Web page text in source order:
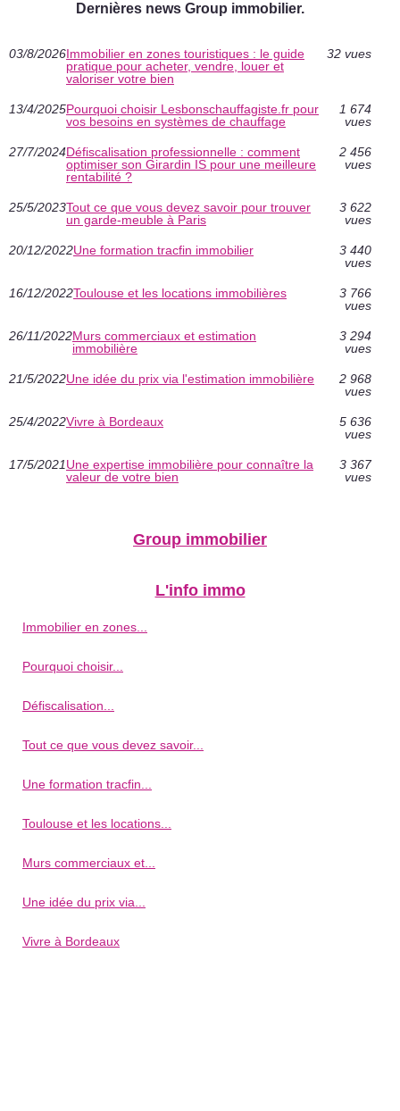
Dernières news Group immobilier.
03/8/2026Immobilier en zones touristiques : le guide
pratique pour acheter, vendre, louer et
valoriser votre bien
32 vues
13/4/2025Pourquoi choisir Lesbonschauffagiste.fr pour
vos besoins en systèmes de chauffage
1 674
vues
27/7/2024Défiscalisation professionnelle : comment
optimiser son Girardin IS pour une meilleure
rentabilité ?
2 456
vues
25/5/2023Tout ce que vous devez savoir pour trouver
un garde-meuble à Paris
3 622
vues
20/12/2022Une formation tracfin immobilier
3 440
vues
16/12/2022Toulouse et les locations immobilières
3 766
vues
26/11/2022Murs commerciaux et estimation
immobilière
3 294
vues
21/5/2022Une idée du prix via l'estimation immobilière
2 968
vues
25/4/2022Vivre à Bordeaux
5 636
vues
17/5/2021Une expertise immobilière pour connaître la
valeur de votre bien
3 367
vues
Group immobilier
L'info immo
Immobilier en zones...
Pourquoi choisir...
Défiscalisation...
Tout ce que vous devez savoir...
Une formation tracfin...
Toulouse et les locations...
Murs commerciaux et...
Une idée du prix via...
Vivre à Bordeaux